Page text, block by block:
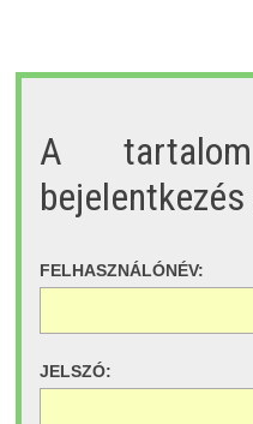
A
FELHASZNÁLÓNÉV:
JELSZÓ: